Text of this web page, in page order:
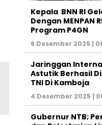
Kepala BNN RI
Dengan MENPAN
Program P4GN
6 Desember 2025 |
Jaringgan
Astutik Berhasil Di
TNI Di Kamboja
4 Desember 2025 |
Gubernur NTB;